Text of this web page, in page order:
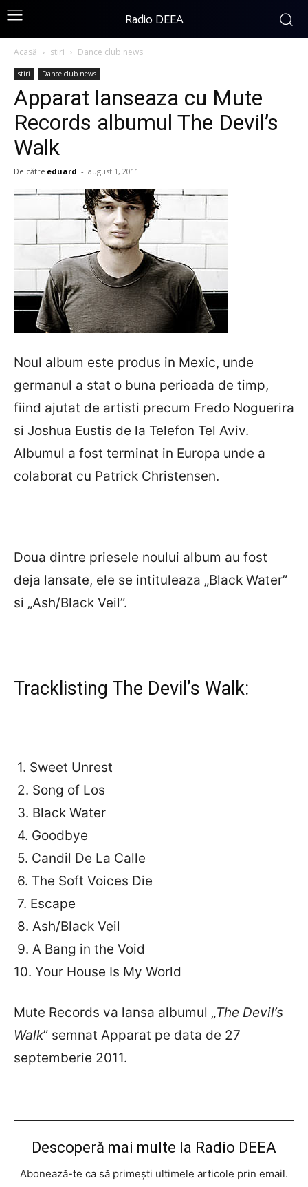
Radio DEEA
Acasă stiri Dance club news
stiri Dance club news
Apparat lanseaza cu Mute
Records albumul The Devil’s
Walk
De către eduard - august 1, 2011
Noul album este produs in Mexic, unde
germanul a stat o buna perioada de timp,
fiind ajutat de artisti precum Fredo Noguerira
si Joshua Eustis de la Telefon Tel Aviv.
Albumul a fost terminat in Europa unde a
colaborat cu Patrick Christensen.
Doua dintre priesele noului album au fost
deja lansate, ele se intituleaza „Black Water”
si „Ash/Black Veil”.
Tracklisting The Devil’s Walk:
1. Sweet Unrest
2. Song of Los
3. Black Water
4. Goodbye
5. Candil De La Calle
6. The Soft Voices Die
7. Escape
8. Ash/Black Veil
9. A Bang in the Void
10. Your House Is My World
Mute Records va lansa albumul „The Devil’s
Walk” semnat Apparat pe data de 27
septemberie 2011.
Descoperă mai multe la Radio DEEA
Abonează-te ca să primești ultimele articole prin email.